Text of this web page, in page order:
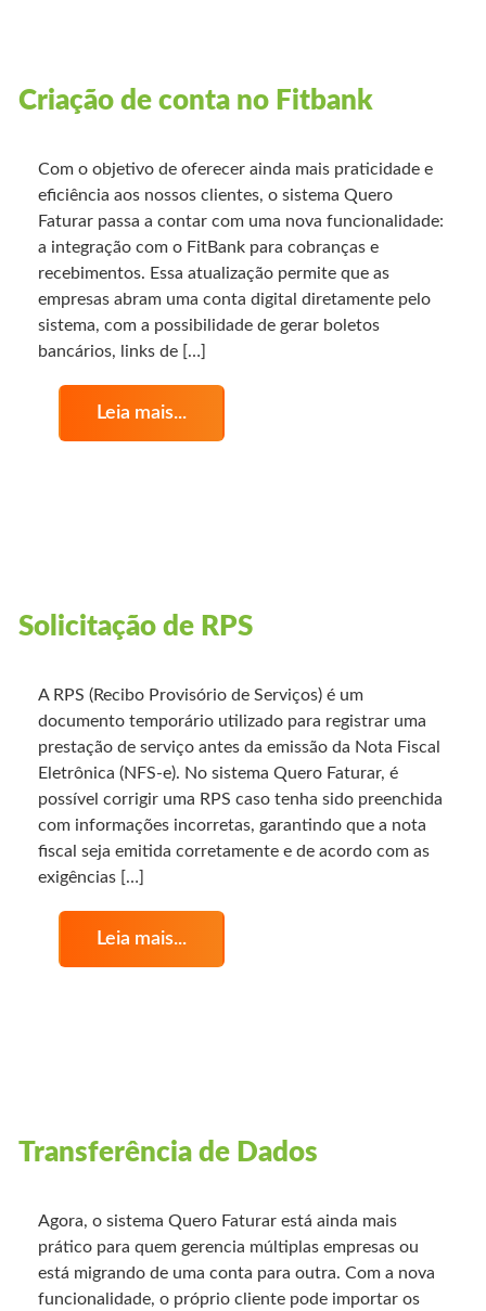
Criação de conta no Fitbank
Com o objetivo de oferecer ainda mais praticidade e
eficiência aos nossos clientes, o sistema Quero
Faturar passa a contar com uma nova funcionalidade:
a integração com o FitBank para cobranças e
recebimentos. Essa atualização permite que as
empresas abram uma conta digital diretamente pelo
sistema, com a possibilidade de gerar boletos
bancários, links de […]
Leia mais...
Solicitação de RPS
A RPS (Recibo Provisório de Serviços) é um
documento temporário utilizado para registrar uma
prestação de serviço antes da emissão da Nota Fiscal
Eletrônica (NFS-e). No sistema Quero Faturar, é
possível corrigir uma RPS caso tenha sido preenchida
com informações incorretas, garantindo que a nota
fiscal seja emitida corretamente e de acordo com as
exigências […]
Leia mais...
Transferência de Dados
Agora, o sistema Quero Faturar está ainda mais
prático para quem gerencia múltiplas empresas ou
está migrando de uma conta para outra. Com a nova
funcionalidade, o próprio cliente pode importar os